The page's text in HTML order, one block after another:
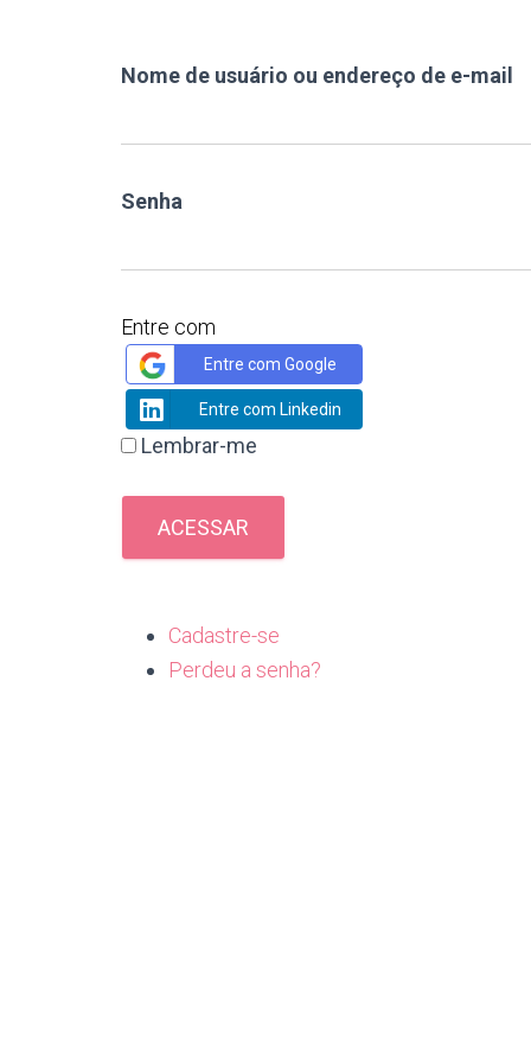
Nome de usuário ou endereço de e-mail
Senha
Entre com
Entre com Google
Entre com Linkedin
Lembrar-me
ACESSAR
Cadastre-se
Perdeu a senha?